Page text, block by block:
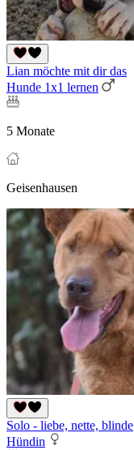
Lian möchte mit dir das
Hunde 1x1 lernen
5 Monate
Geisenhausen
Solo - liebe, nette, blinde
Hündin